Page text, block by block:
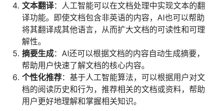
财务
智能票据 | 自动报税 | 自动存单 | 智能审计
文本翻译：人工智能可以在文档处理中实现文本的翻
译功能。即使文档包含非英语的内容，AI也可以帮助
将其翻译成其他语言，从而扩大文档的可读性和可理
解性。
摘要生成：AI还可以根据文档的内容自动生成摘要，
帮助用户快速了解文档的核心内容。
个性化推荐：基于人工智能算法，可以根据用户对文
档的阅读历史和行为，推荐相关的文档或资料，帮助
用户更好地理解和掌握相关知识。